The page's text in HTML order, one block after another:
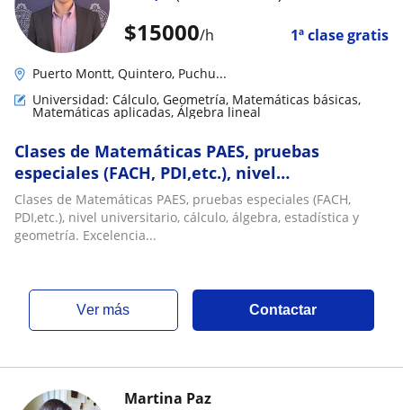
$15000/h 1ª clase gratis
Puerto Montt, Quintero, Puchu...
Universidad: Cálculo, Geometría, Matemáticas básicas,
Matemáticas aplicadas, Álgebra lineal
Clases de Matemáticas PAES, pruebas
especiales (FACH, PDI,etc.), nivel
universitario, cálculo, álgebra, estadística y
geometría. Excelencia
Clases de Matemáticas PAES, pruebas especiales (FACH,
PDI,etc.), nivel universitario, cálculo, álgebra, estadística y
geometría. Excelencia...
ver más Contactar
Martina Paz